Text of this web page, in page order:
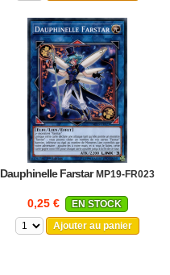
Dauphinelle Farstar MP19-FR023
0,25 €
EN STOCK
Ajouter au panier